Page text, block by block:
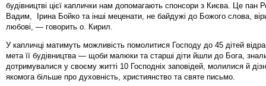
будівництві цієї каплички нам допомагають спонсори з Києва. Це пан
Вадим, Ірина Бойко та інші меценати, не байдужі до Божого слова,
любові, — говорить о. Кирил.
У капличці матимуть можливість помолитися Господу до 45 дітей
мета її будівництва — щоби малюки та старші діти йшли до Бога,
дотримувалися у своєму житті 10 Господніх заповідей, молилися й
якомога більше про духовність, християнство та святе письмо.